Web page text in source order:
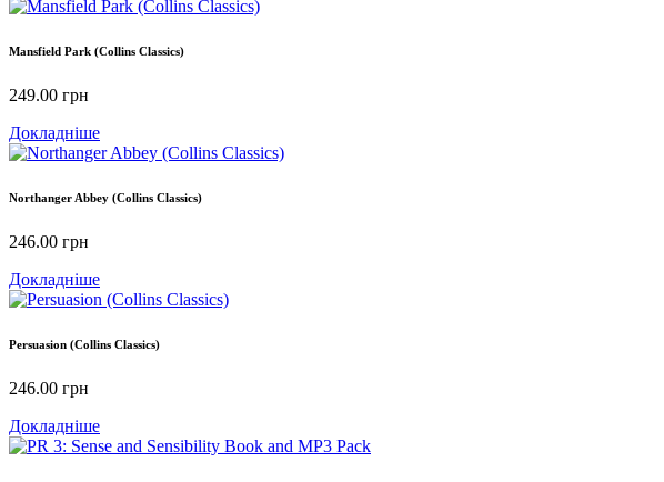
Mansfield Park (Collins Classics)
249.00 грн
Докладніше
Northanger Abbey (Collins Classics)
246.00 грн
Докладніше
Persuasion (Collins Classics)
246.00 грн
Докладніше